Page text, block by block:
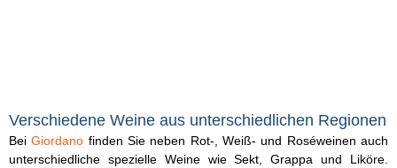
Verschiedene Weine aus unterschiedlichen Regionen
BeiGiordano finden Sie neben Rot-, Weiß- und Roséweinen auch
unterschiedliche spezielle Weine wie Sekt, Grappa und Liköre.